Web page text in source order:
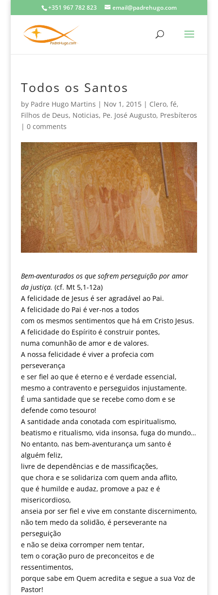
+351 967 782 823 email@padrehugo.com
Todos os Santos
by Padre Hugo Martins | Nov 1, 2015| Clero, fé,
Filhos de Deus, Noticias, Pe. José Augusto, Presbíteros
| 0 comments
Bem-aventurados os que sofrem perseguição por amor
da justiça. (cf. Mt 5,1-12a)
A felicidade de Jesus é ser agradável ao Pai.
A felicidade do Pai é ver-nos a todos
com os mesmos sentimentos que há em Cristo Jesus.
A felicidade do Espírito é construir pontes,
numa comunhão de amor e de valores.
A nossa felicidade é viver a profecia com
perseverança
e ser fiel ao que é eterno e é verdade essencial,
mesmo a contravento e perseguidos injustamente.
É uma santidade que se recebe como dom e se
defende como tesouro!
A santidade anda conotada com espiritualismo,
beatismo e ritualismo, vida insonsa, fuga do mundo…
No entanto, nas bem-aventurança um santo é
alguém feliz,
livre de dependências e de massificações,
que chora e se solidariza com quem anda aflito,
que é humilde e audaz, promove a paz e é
misericordioso,
anseia por ser fiel e vive em constante discernimento,
não tem medo da solidão, é perseverante na
perseguição
e não se deixa corromper nem tentar,
tem o coração puro de preconceitos e de
ressentimentos,
porque sabe em Quem acredita e segue a sua Voz de
Pastor!